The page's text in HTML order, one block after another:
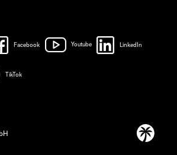
Facebook Youtube LinkedIn
TikTok